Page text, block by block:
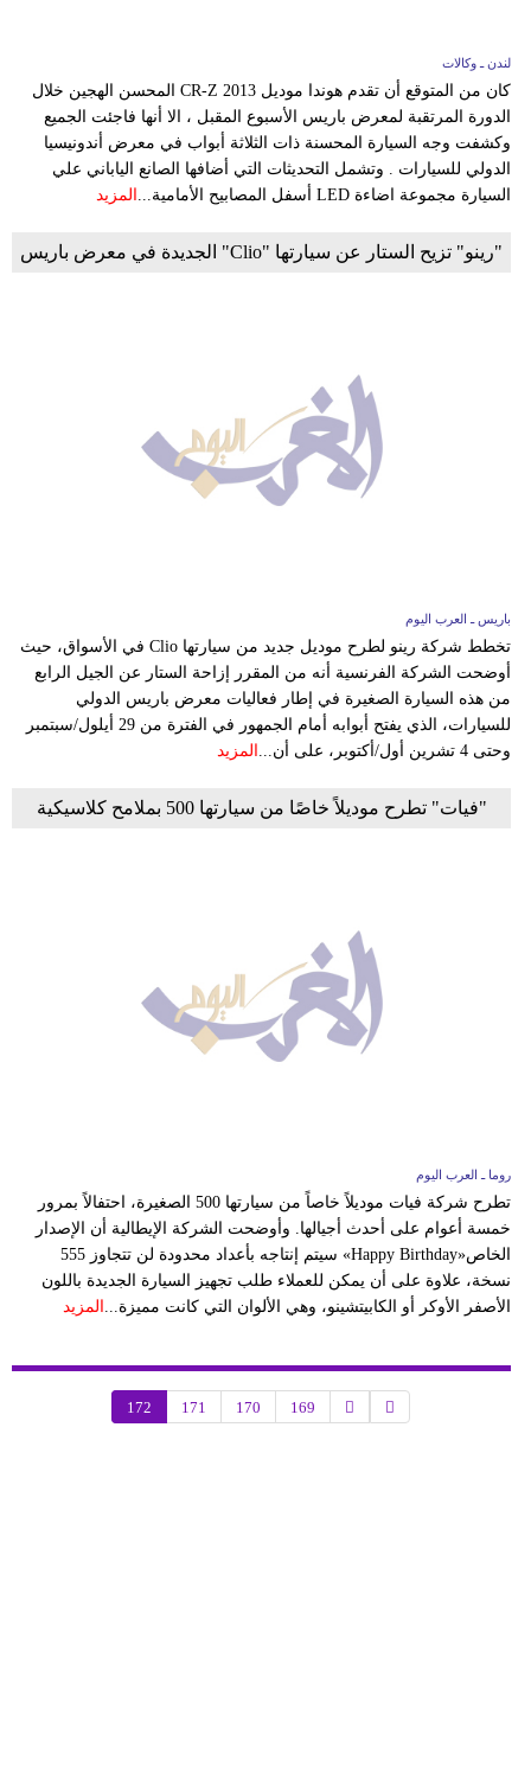
لندن ـ وكالات
كان من المتوقع أن تقدم هوندا موديل CR-Z 2013 المحسن الهجين خلال
الدورة المرتقبة لمعرض باريس الأسبوع المقبل ، الا أنها فاجئت الجميع
وكشفت وجه السيارة المحسنة ذات الثلاثة أبواب في معرض أندونيسيا
الدولي للسيارات . وتشمل التحديثات التي أضافها الصانع الياباني علي
السيارة مجموعة اضاءة LED أسفل المصابيح الأمامية...
المزيد
"رينو" تزيح الستار عن سيارتها "Clio" الجديدة في معرض باريس
باريس ـ العرب اليوم
تخطط شركة رينو لطرح موديل جديد من سيارتها Clio في الأسواق، حيث
أوضحت الشركة الفرنسية أنه من المقرر إزاحة الستار عن الجيل الرابع
من هذه السيارة الصغيرة في إطار فعاليات معرض باريس الدولي
للسيارات، الذي يفتح أبوابه أمام الجمهور في الفترة من 29 أيلول/سبتمبر
وحتى 4 تشرين أول/أكتوبر، على أن...
المزيد
"فيات" تطرح موديلاً خاصًا من سيارتها 500 بملامح كلاسيكية
روما ـ العرب اليوم
تطرح شركة فيات موديلاً خاصاً من سيارتها 500 الصغيرة، احتفالاً بمرور
خمسة أعوام على أحدث أجيالها. وأوضحت الشركة الإيطالية أن الإصدار
الخاص«Happy Birthday» سيتم إنتاجه بأعداد محدودة لن تتجاوز 555
نسخة، علاوة على أن يمكن للعملاء طلب تجهيز السيارة الجديدة باللون
الأصفر الأوكر أو الكابيتشينو، وهي الألوان التي كانت مميزة... المزيد
169
170
171
172